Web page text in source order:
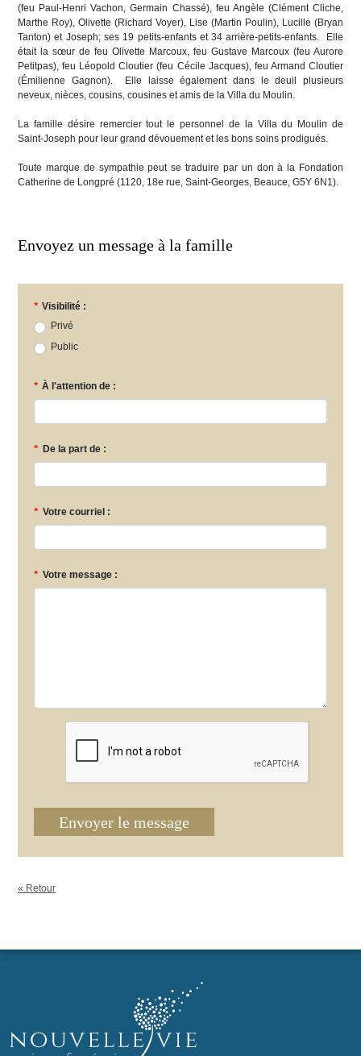
(feu Paul-Henri Vachon, Germain Chassé), feu Angèle (Clément Cliche,
Marthe Roy), Olivette (Richard Voyer), Lise (Martin Poulin), Lucille (Bryan
Tanton) et Joseph; ses 19 petits-enfants et 34 arrière-petits-enfants. Elle
était la sœur de feu Olivette Marcoux, feu Gustave Marcoux (feu Aurore
Petitpas), feu Léopold Cloutier (feu Cécile Jacques), feu Armand Cloutier
(Émilienne Gagnon). Elle laisse également dans le deuil plusieurs
neveux, nièces, cousins, cousines et amis de la Villa du Moulin.
La famille désire remercier tout le personnel de la Villa du Moulin de
Saint-Joseph pour leur grand dévouement et les bons soins prodigués.
Toute marque de sympathie peut se traduire par un don à la Fondation
Catherine de Longpré (1120, 18e rue, Saint-Georges, Beauce, G5Y 6N1).
Envoyez un message à la famille
* Visibilité :
Privé
Public
* À l'attention de :
* De la part de :
* Votre courriel :
* Votre message :
Envoyer le message
« Retour